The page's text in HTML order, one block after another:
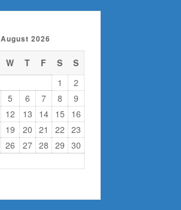
August 2026
W T F S
S
1
2
5 6 7 8
9
12 13 14 15
16
19 20 21 22 23
26 27 28 29 30